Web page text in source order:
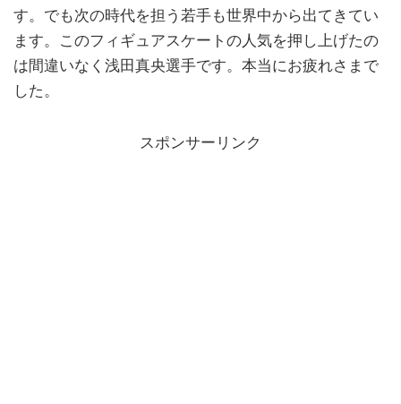
す。でも次の時代を担う若手も世界中から出てきてい
ます。このフィギュアスケートの人気を押し上げたの
は間違いなく浅田真央選手です。本当にお疲れさまで
した。
スポンサーリンク